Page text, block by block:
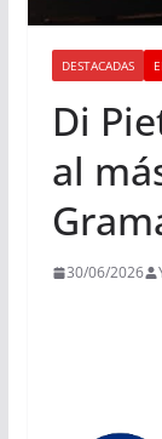
DESTACADAS
Di
al
30/06/2026